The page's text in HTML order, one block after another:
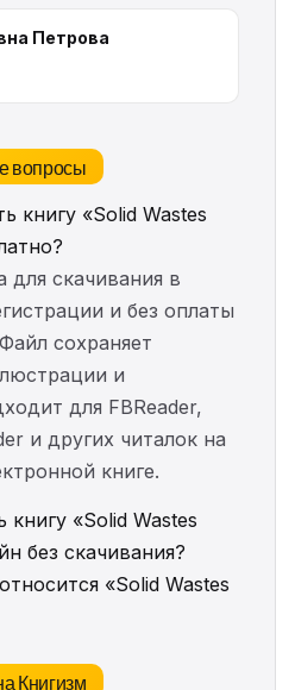
Петрова
вопросы
книгу «Solid Wastes
для скачивания в
и без оплаты
сохраняет
и
для FBReader,
и других читалок на
книге.
«Solid Wastes
без скачивания?
«Solid Wastes
Книгизм